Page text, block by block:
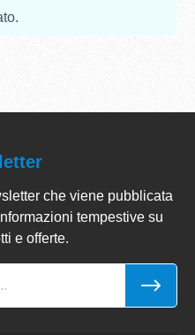
che viene pubblicata
tempestive su
e offerte.